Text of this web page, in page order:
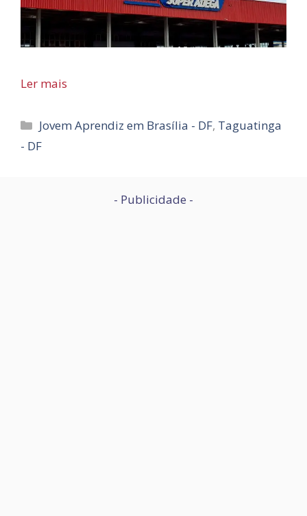
Ler mais
Categorias
Jovem Aprendiz em Brasília - DF, Taguatinga
- DF
- Publicidade -